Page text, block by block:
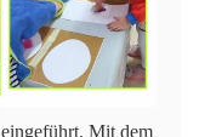
Mit dem